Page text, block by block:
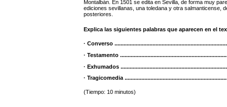
Montalbán. En 1501 se edita en Sevilla, de forma muy
ediciones sevillanas, una toledana y otra salmanticense,
posteriores.
Explica las siguientes palabras que aparecen en el
· Converso
· Testamento
· Exhumados
· Tragicomedia
(Tiempo: 10 minutos)